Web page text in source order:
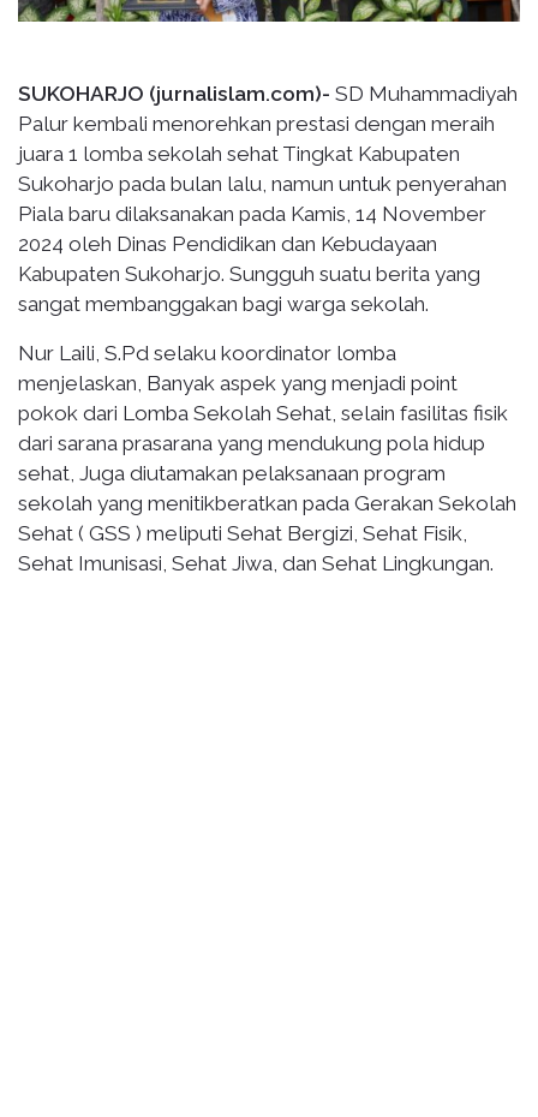
SUKOHARJO (jurnalislam.com)- SD Muhammadiyah
Palur kembali menorehkan prestasi dengan meraih
juara 1 lomba sekolah sehat Tingkat Kabupaten
Sukoharjo pada bulan lalu, namun untuk penyerahan
Piala baru dilaksanakan pada Kamis, 14 November
2024 oleh Dinas Pendidikan dan Kebudayaan
Kabupaten Sukoharjo. Sungguh suatu berita yang
sangat membanggakan bagi warga sekolah.
Nur Laili, S.Pd selaku koordinator lomba
menjelaskan, Banyak aspek yang menjadi point
pokok dari Lomba Sekolah Sehat, selain fasilitas fisik
dari sarana prasarana yang mendukung pola hidup
sehat, Juga diutamakan pelaksanaan program
sekolah yang menitikberatkan pada Gerakan Sekolah
Sehat ( GSS ) meliputi Sehat Bergizi, Sehat Fisik,
Sehat Imunisasi, Sehat Jiwa, dan Sehat Lingkungan.